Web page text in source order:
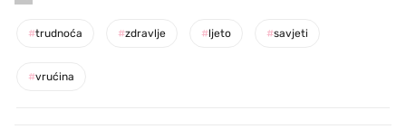
#trudnoća #zdravlje #ljeto #savjeti
#vrućina